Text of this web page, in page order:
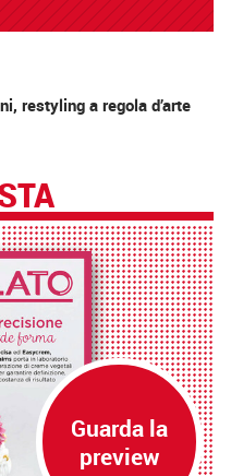
restyling a regola d’arte